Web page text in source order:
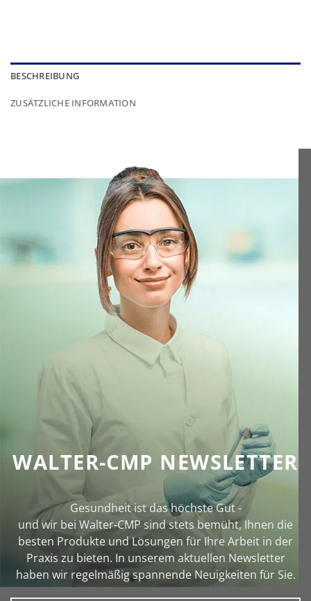
BESCHREIBUNG
ZUSÄTZLICHE INFORMATION
WALTER-CMP NEWSLETTER
Gesundheit ist das höchste Gut -
und wir bei Walter‑CMP sind stets bemüht, Ihnen die
besten Produkte und Lösungen für Ihre Arbeit in der
Praxis zu bieten. In unserem aktuellen Newsletter
haben wir regelmäßig spannende Neuigkeiten für Sie.